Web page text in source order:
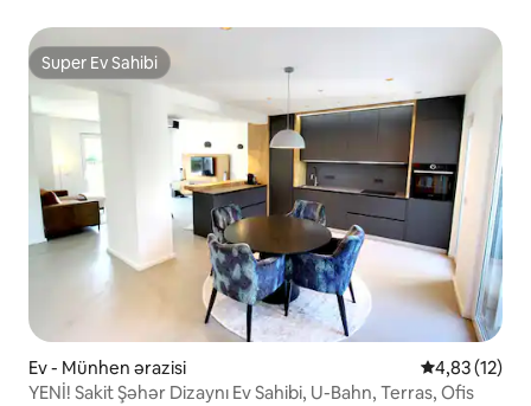
Super Ev Sahibi
Super Ev Sahibi
Ev - Münhen ərazisi Ortalama
4,83 (12)
YENİ! Sakit Şəhər Dizaynı Ev Sahibi, U-Bahn, Terras, Ofis